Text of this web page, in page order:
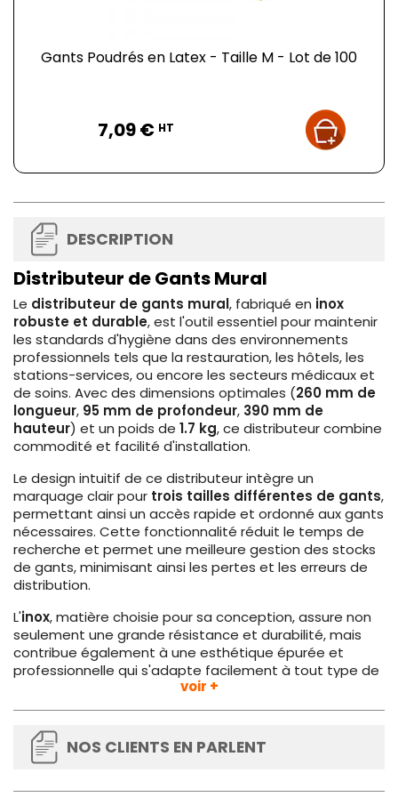
Gants Poudrés en Latex - Taille M - Lot de 100
7,09 € HT
DESCRIPTION
Distributeur de Gants Mural
Le distributeur de gants mural, fabriqué en inox
robuste et durable, est l'outil essentiel pour maintenir
les standards d'hygiène dans des environnements
professionnels tels que la restauration, les hôtels, les
stations-services, ou encore les secteurs médicaux et
de soins. Avec des dimensions optimales (260 mm de
longueur, 95 mm de profondeur, 390 mm de
hauteur) et un poids de 1.7 kg, ce distributeur combine
commodité et facilité d'installation.
Le design intuitif de ce distributeur intègre un
marquage clair pour trois tailles différentes de gants,
permettant ainsi un accès rapide et ordonné aux gants
nécessaires. Cette fonctionnalité réduit le temps de
recherche et permet une meilleure gestion des stocks
de gants, minimisant ainsi les pertes et les erreurs de
distribution.
L'inox, matière choisie pour sa conception, assure non
seulement une grande résistance et durabilité, mais
contribue également à une esthétique épurée et
professionnelle qui s'adapte facilement à tout type de
décor. De plus, le matériau est facile à nettoyer, un
avantage non négligeable pour maintenir les exigences
professionnels cités.
s'avère être un investissement judicieux pour toute
voir +
NOS CLIENTS EN PARLENT